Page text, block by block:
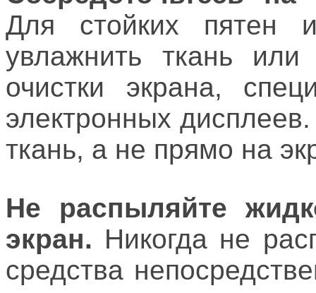
Для стойких пятен
увлажнить ткань или
очистки экрана,
электронных
ткань, а не прямо на
Не распыляйте
экран. Никогда не
средства